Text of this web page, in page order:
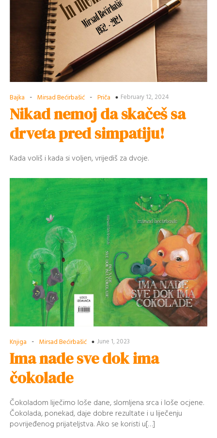
Bajka - Mirsad Bećirbašić - Priča February 12, 2024
Nikad nemoj da skačeš sa
drveta pred simpatiju!
Kada voliš i kada si voljen, vrijediš za dvoje.
Knjiga - Mirsad Bećirbašić June 1, 2023
Ima nade sve dok ima
čokolade
Čokoladom liječimo loše dane, slomljena srca i loše ocjene.
Čokolada, ponekad, daje dobre rezultate i u liječenju
povrijeđenog prijateljstva. Ako se koristi u[…]